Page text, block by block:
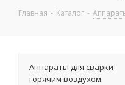
Главная - Каталог -
Аппараты для сварки
горячим воздухом